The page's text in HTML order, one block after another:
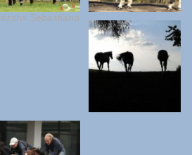
Sebastiano